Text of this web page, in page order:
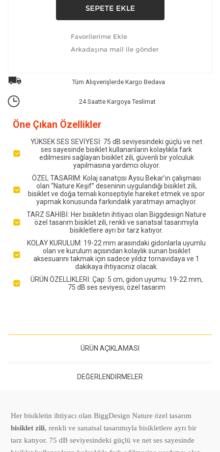
Tüm Alışverişlerde Kargo Bedava
24 Saatte Kargoya Teslimat
Öne Çıkan Özellikler
YÜKSEK SES SEVİYESİ: 75 dB seviyesindeki güçlü ve net
ses sayesinde bisiklet kullananların kolaylıkla fark
edilmesini sağlayan bisiklet zili, güvenli bir yolculuk
yapılmasına yardımcı oluyor.
ÖZEL TASARIM: Kolaj sanatçısı Aysu Bekar’ın çalışması
olan “Nature Keşif” deseninin uygulandığı bisiklet zili,
bisiklet ve doğa temalı konseptiyle hareket etmek ve spor
yapmak konusunda farkındalık yaratmayı amaçlıyor.
TARZ SAHİBİ: Her bisikletin ihtiyacı olan Biggdesign Nature
özel tasarım bisiklet zili, renkli ve sanatsal tasarımıyla
bisikletlere ayrı bir tarz katıyor.
KOLAY KURULUM: 19-22 mm arasındaki gidonlarla uyumlu
olan ve kurulum açısından kolaylık sunan bisiklet
aksesuarını takmak için sadece yıldız tornavidaya ve 1
dakikaya ihtiyacınız olacak.
ÜRÜN ÖZELLİKLERİ: Çap: 5 cm, gidon uyumu: 19-22 mm,
75 dB ses seviyesi, özel tasarım
ÜRÜN AÇIKLAMASI
DEĞERLENDIRMELER
Her bisikletin ihtiyacı olan BiggDesign Nature özel tasarım
bisiklet zili, renkli ve sanatsal tasarımıyla bisikletlere ayrı bir
tarz katıyor. 75 dB seviyesindeki güçlü ve net ses sayesinde